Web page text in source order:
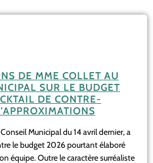
DE MME COLLET AU
SUR LE BUDGET
DE CONTRE-
Municipal du 14 avril dernier, a
le budget 2026 pourtant élaboré
équipe. Outre le caractère surréaliste